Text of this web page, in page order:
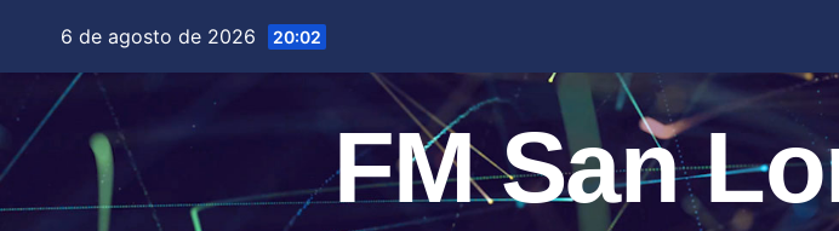
contenido
6 de agosto de 2026 20:02
FM San